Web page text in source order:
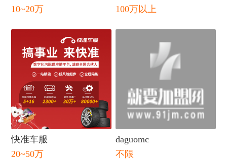
10~20万
100万以上
快准车服
20~50万
daguomc
不限